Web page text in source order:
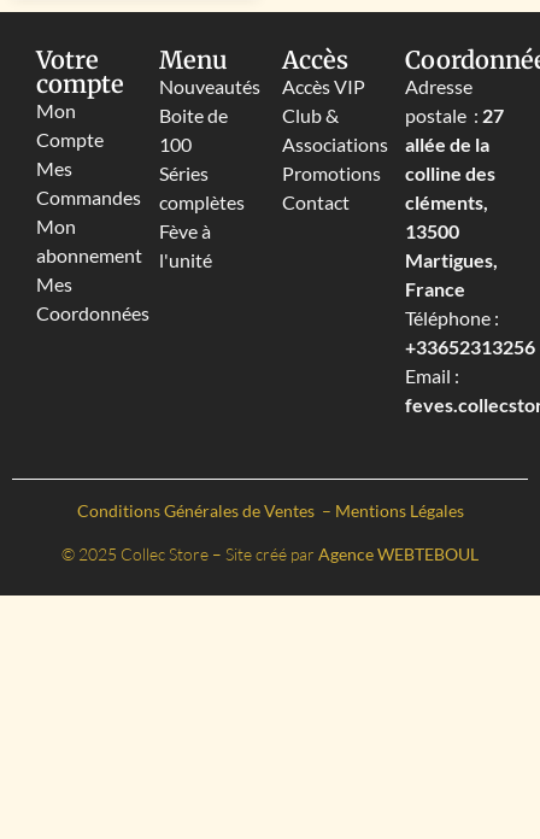
Votre
compte
Mon
Compte
Mes
Commandes
Mon
abonnement
Mes
Coordonnées
Menu
Nouveautés
Boite de
100
Séries
complètes
Fève à
l'unité
Accès
Accès VIP
Club &
Associations
Promotions
Contact
Adresse
postale : 27
allée de la
colline des
cléments,
13500
Martigues,
France
Téléphone :
+33652313256‬
Email :
Conditions Générales de Ventes – Mentions Légales
© 2025 Collec Store – Site créé par Agence WEBTEBOUL